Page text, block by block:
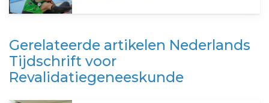
Gerelateerde artikelen Nederlands
Tijdschrift voor
Revalidatiegeneeskunde